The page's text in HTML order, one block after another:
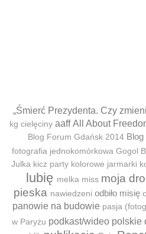
„Śmierć Prezydenta. Czy
kg cielęciny aaff All About
Blog Forum Gdańsk 2014 Blog
fotografia jednokomórkowa Gogol
Julka kicz party kolorowe jarmarki
lubię melka miss moja
pieska nawiedzeni odbiło misię
panowie na budowie pasja
w Paryżu podkast/wideo polskie